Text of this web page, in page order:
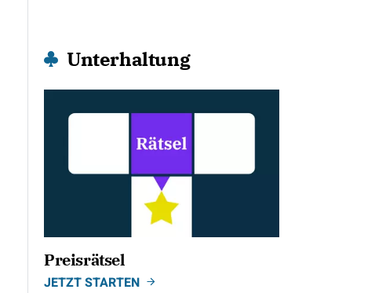
Unterhaltung
Preisrätsel
JETZT STARTEN